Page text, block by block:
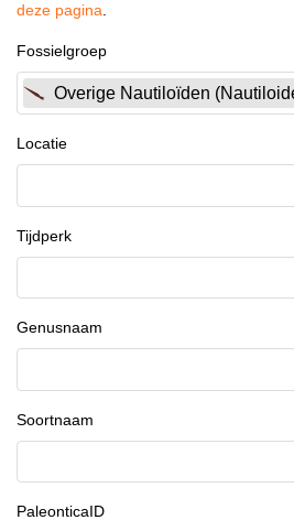
deze pagina.
Fossielgroep
Overige Nautiloïden
Locatie
Tijdperk
Genusnaam
Soortnaam
PaleonticaID